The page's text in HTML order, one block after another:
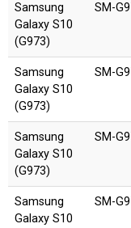
Samsung
Galaxy S10
(G973)
SM-
Samsung
Galaxy S10
(G973)
SM-
Samsung
Galaxy S10
(G973)
SM-
Samsung
Galaxy S10
SM-